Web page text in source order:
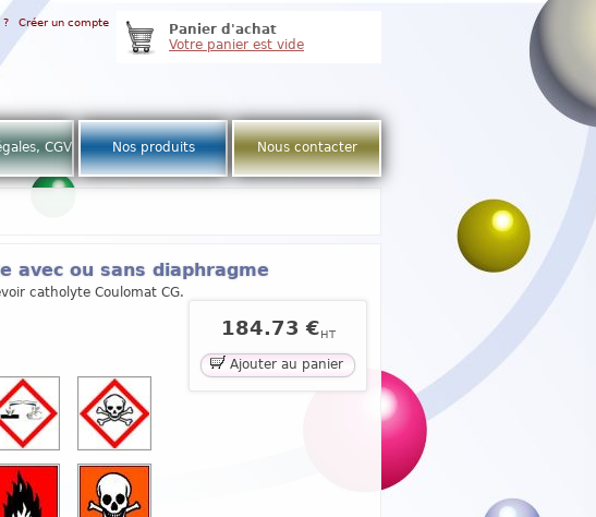
? Créer un compte
Panier d'achat
Votre panier est vide
CGV Nos produits Nous contacter
avec ou sans diaphragme
catholyte Coulomat CG.
184.73 € HT
Ajouter au panier